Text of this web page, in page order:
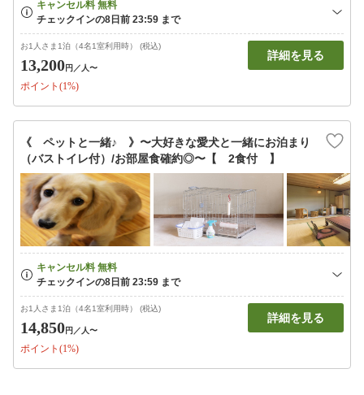
お1人さま1泊（4名1室利用時） (税込)
13,200円 ／人〜
ポイント(1%)
詳細を見る
《 ペットと一緒♪ 》〜大好きな愛犬と一緒にお泊まり
（バストイレ付）/お部屋食確約◎〜【 2食付 】
お1人さま1泊（4名1室利用時） (税込)
14,850円 ／人〜
ポイント(1%)
詳細を見る